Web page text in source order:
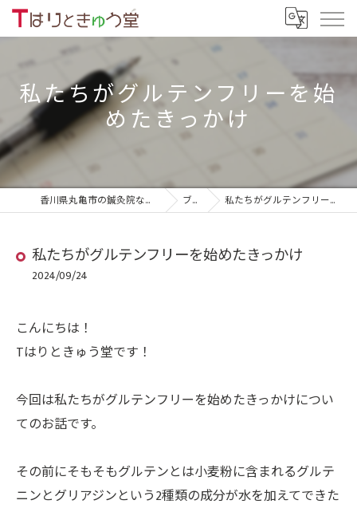
私たちがグルテンフリーを始
めたきっかけ
香川県丸亀市の鍼灸院ならTはりときゅう堂 ブログ 私たちがグルテンフリーを始めたきっかけ
私たちがグルテンフリーを始めたきっかけ
2024/09/24
こんにちは！
Tはりときゅう堂です！
今回は私たちがグルテンフリーを始めたきっかけについ
てのお話です。
その前にそもそもグルテンとは小麦粉に含まれるグルテ
ニンとグリアジンという2種類の成分が水を加えてできた